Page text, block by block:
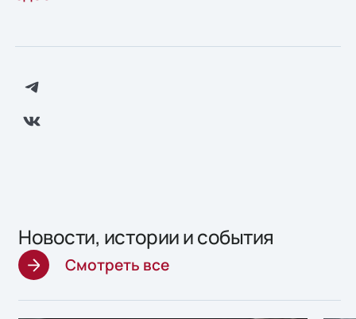
Новости, истории и события
Смотреть все